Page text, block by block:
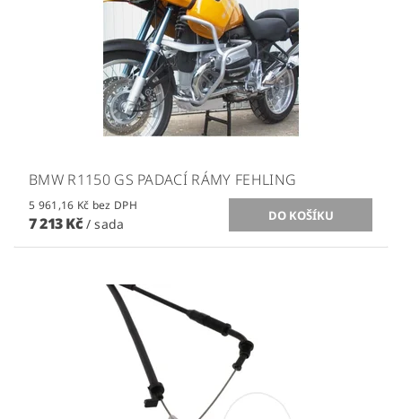
BMW R1150 GS PADACÍ RÁMY FEHLING
5 961,16 Kč bez DPH
7 213 Kč / sada